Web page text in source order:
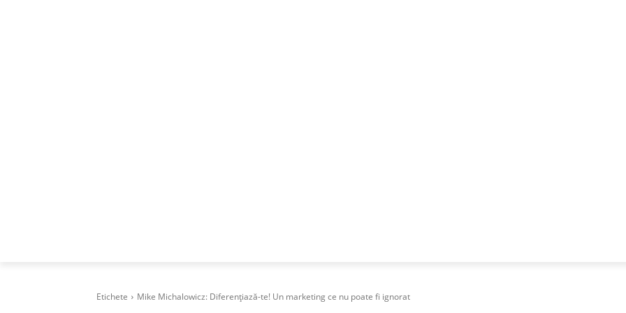
Etichete Mike Michalowicz: Diferențiază-te! Un marketing ce nu poate fi ignorat